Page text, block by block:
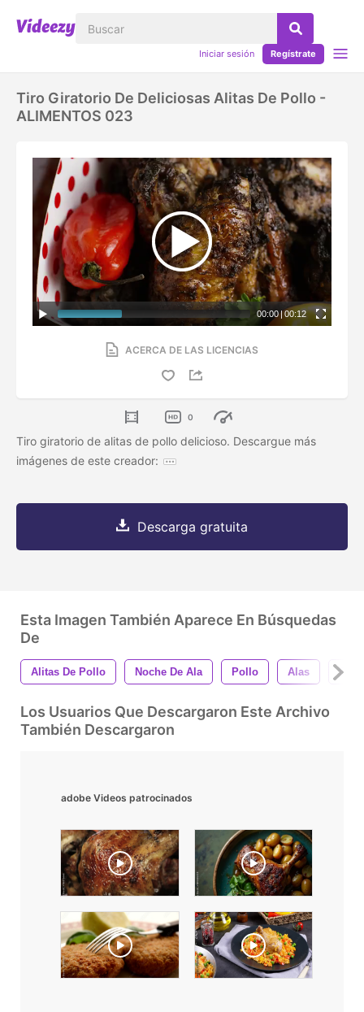
Iniciar sesión Regístrate
Tiro Giratorio De Deliciosas Alitas De Pollo -
ALIMENTOS 023
00:00|00:12
ACERCA DE LAS LICENCIAS
0
Tiro giratorio de alitas de pollo delicioso. Descargue más
imágenes de este creador:
Descarga gratuita
Esta Imagen También Aparece En Búsquedas
De
Alitas De Pollo Noche De Ala Pollo Alas
Los Usuarios Que Descargaron Este Archivo
También Descargaron
adobe Videos patrocinados